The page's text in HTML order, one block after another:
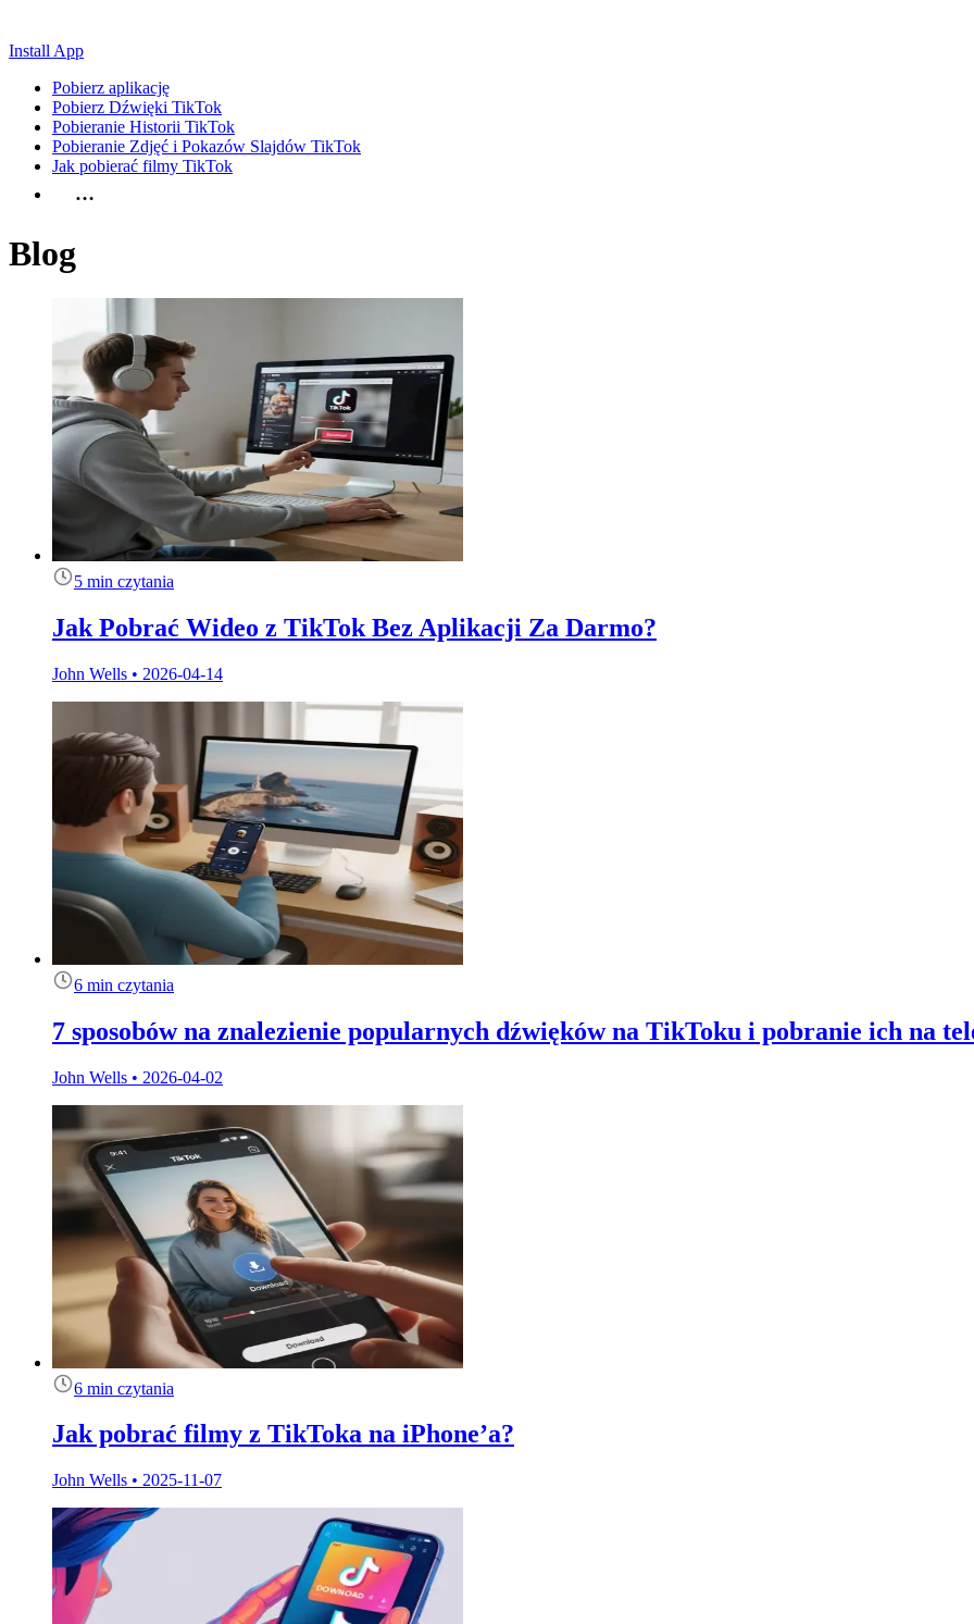
Install App
Pobierz aplikację
Pobierz Dźwięki TikTok
Pobieranie Historii TikTok
Pobieranie Zdjęć i Pokazów Slajdów TikTok
Jak pobierać filmy TikTok
…
Blog
5 min czytania
Jak Pobrać Wideo z TikTok Bez Aplikacji Za Darmo?
John Wells • 2026-04-14
6 min czytania
7 sposobów na znalezienie popularnych dźwięków na TikToku i pobranie ich na
John Wells • 2026-04-02
6 min czytania
Jak pobrać filmy z TikToka na iPhone’a?
John Wells • 2025-11-07